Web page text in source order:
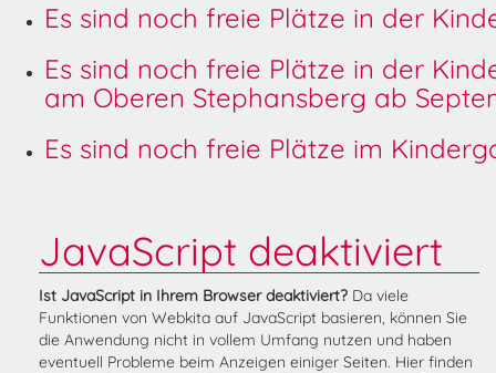
Es sind noch freie Plätze in der
Es sind noch freie Plätze in der
am Oberen Stephansberg ab
Es sind noch freie Plätze im
JavaScript deaktiviert
Ist JavaScript in Ihrem Browser deaktiviert? Da viele
Funktionen von Webkita auf JavaScript basieren, können Sie
die Anwendung nicht in vollem Umfang nutzen und haben
eventuell Probleme beim Anzeigen einiger Seiten. Hier finden